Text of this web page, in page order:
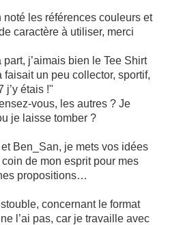
noté les références couleurs et
caractère à utiliser, merci
part, j’aimais bien le Tee Shirt
faisait un peu collector, sportif,
j’y étais !"
vous, les autres ? Je
je laisse tomber ?
Ben_San, je mets vos idées
de mon esprit pour mes
propositions…
concernant le format
l’ai pas, car je travaille avec